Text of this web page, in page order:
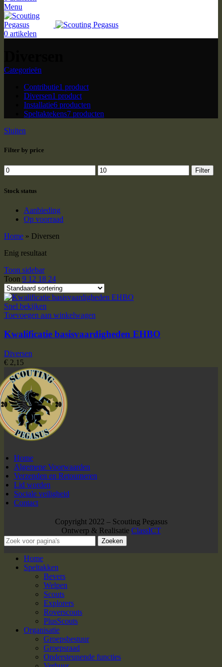
Menu
0 artikelen
Categorieën
Contributie1 product
Diversen1 product
Installatie6 producten
Speltaktekens7 producten
Sluiten
Filter by price
Min.
prijs
Max.
prijs
Filter
Stock status
Aanbieding
Op voorraad
Home » Diversen
Enig resultaat
Toon sidebar
Toon 9 12 18 24
Snel bekijken
Toevoegen aan winkelwagen
Kwalificatie basisvaardigheden EHBO
Diversen
€ 2,15
Home
Algemene Voorwaarden
Verzenden en Retourneren
Lid worden
Sociale veiligheid
Contact
Copyright 2022 – Scouting Pegasus
Ontwerp & Realisatie ClassICT
Zoeken
Home
Speltakken
Bevers
Welpen
Scouts
Explorers
Roverscouts
PlusScouts
Organisatie
Groepsbestuur
Groepsraad
Ondersteunende functies